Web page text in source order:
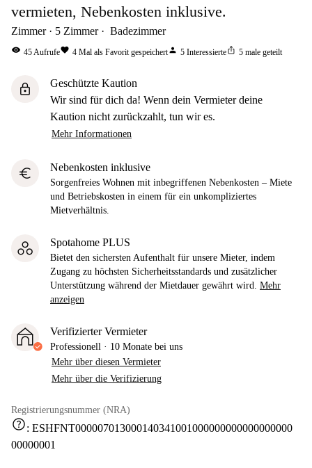
vermieten, Nebenkosten inklusive.
Zimmer 5 Zimmer Badezimmer
visibility 45Aufrufefavorite 4 Mal als Favorit gespeichertperson 5 Interessierteios_share 5 male geteilt
lock
Geschützte Kaution
Wir sind für dich da! Wenn dein Vermieter deine
Kaution nicht zurückzahlt, tun wir es.
Mehr Informationen
euro Nebenkosten inklusive
Sorgenfreies Wohnen mit inbegriffenen Nebenkosten – Miete
und Betriebskosten in einem für ein unkompliziertes
Mietverhältnis.
Spotahome PLUS
Bietet den sichersten Aufenthalt für unsere Mieter, indem
Zugang zu höchsten Sicherheitsstandards und zusätzlicher
Unterstützung während der Mietdauer gewährt wird. Mehr
anzeigen
Verifizierter Vermieter
Professionell · 10 Monate bei uns
Mehr über diesen Vermieter
Mehr über die Verifizierung
Registrierungsnummer (NRA)
help: ESHFNT000007013000140341001000000000000000000
00000001